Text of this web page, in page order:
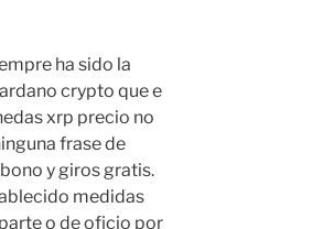
ha sido la
crypto que e
xrp precio no
frase de
y giros gratis.
medidas
o de oficio por